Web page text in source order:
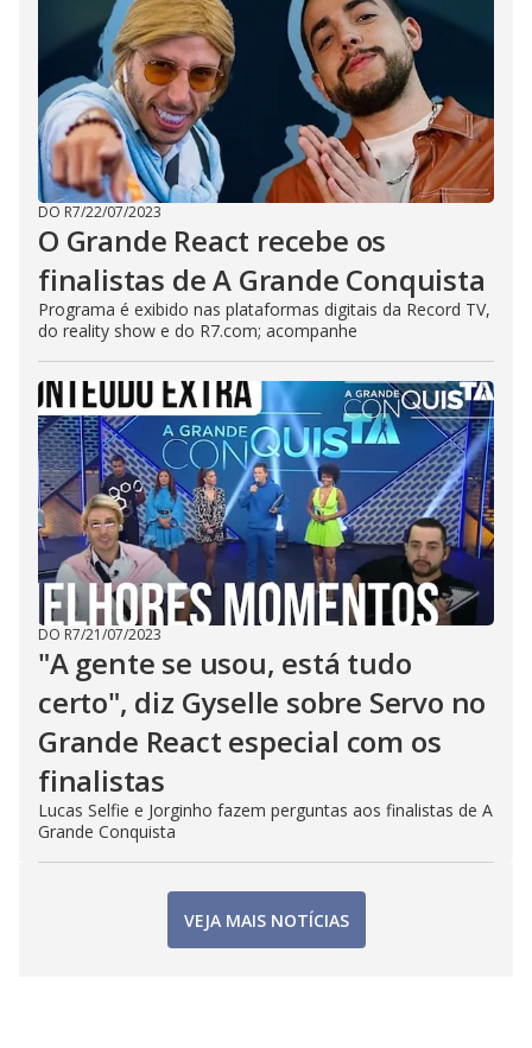
DO R7/22/07/2023
O Grande React recebe os
finalistas de A Grande Conquista
Programa é exibido nas plataformas digitais da Record TV,
do reality show e do R7.com; acompanhe
DO R7/21/07/2023
"A gente se usou, está tudo
certo", diz Gyselle sobre Servo no
Grande React especial com os
finalistas
Lucas Selfie e Jorginho fazem perguntas aos finalistas de A
Grande Conquista
VEJA MAIS NOTÍCIAS